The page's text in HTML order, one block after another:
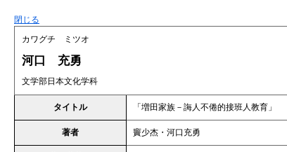
閉じる
カワグチ ミツオ
河口 充勇
文学部日本文化学科
タイトル 「増田家族－誨人不倦的接班人教育」
著者 竇少杰・河口充勇